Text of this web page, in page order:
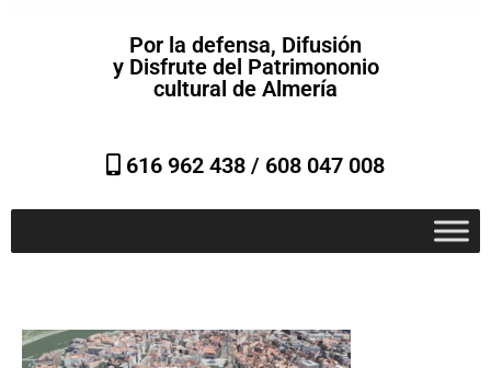
Por la defensa, Difusión
y Disfrute del Patrimononio
cultural de Almería
616 962 438 / 608 047 008